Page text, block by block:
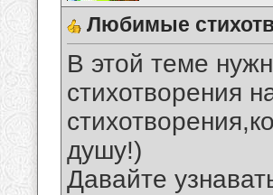
Любимые
В этой теме
стихотворения
душу!)
Давайте